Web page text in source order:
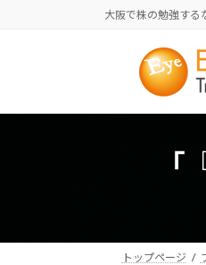
へ
ョ
大阪で株の勉強する
トップページ